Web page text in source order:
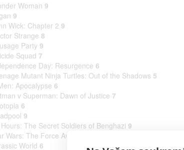
Woman 9
9
Wick: Chapter 2 9
Strange 8
Party 9
Squad 7
Day: Resurgence 6
Mutant Ninja Turtles: Out of the Shadows 5
Apocalypse 6
v Superman: Dawn of Justice 7
6
9
Hours: The Secret Soldiers of Benghazi 9
Wars: The Force Awakens
World 6